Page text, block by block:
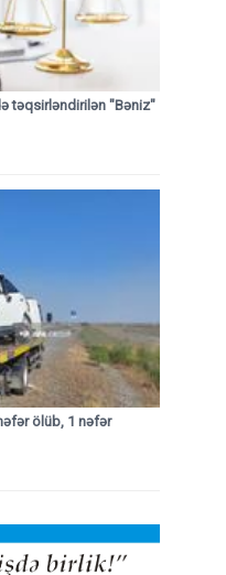
təqsirləndirilən "Bəniz"
ölüb, 1 nəfər